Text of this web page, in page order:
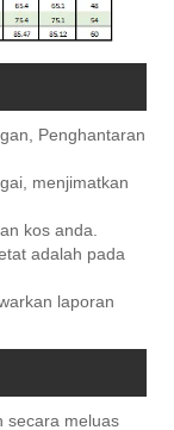
Penghantaran
menjimatkan
kos anda.
adalah pada
laporan
secara meluas